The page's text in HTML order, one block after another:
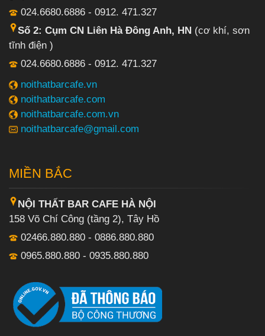
024.6680.6886 - 0912. 471.327
Số 2: Cụm CN Liên Hà Đông Anh, HN (cơ khí, sơn
tĩnh điện )
024.6680.6886 - 0912. 471.327
noithatbarcafe.vn
noithatbarcafe.com
noithatbarcafe.com.vn
noithatbarcafe@gmail.com
MIỀN BẮC
NỘI THẤT BAR CAFE HÀ NỘI
158 Võ Chí Công (tầng 2), Tây Hồ
02466.880.880 - 0886.880.880
0965.880.880 - 0935.880.880